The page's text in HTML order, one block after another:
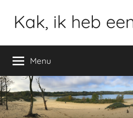
naar
inhoud
Kak, ik heb
Menu